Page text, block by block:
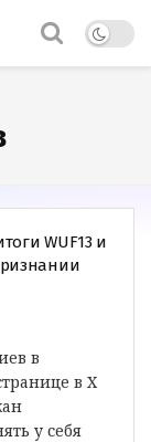
WUF13 и
в
в X
у себя